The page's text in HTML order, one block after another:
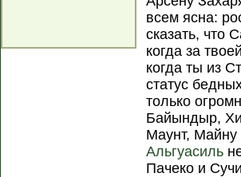
всем ясна:
сказать, что
когда за
когда ты из
статус
только
Байындыр,
Маунт,
Альгуасиль
Пачеко и